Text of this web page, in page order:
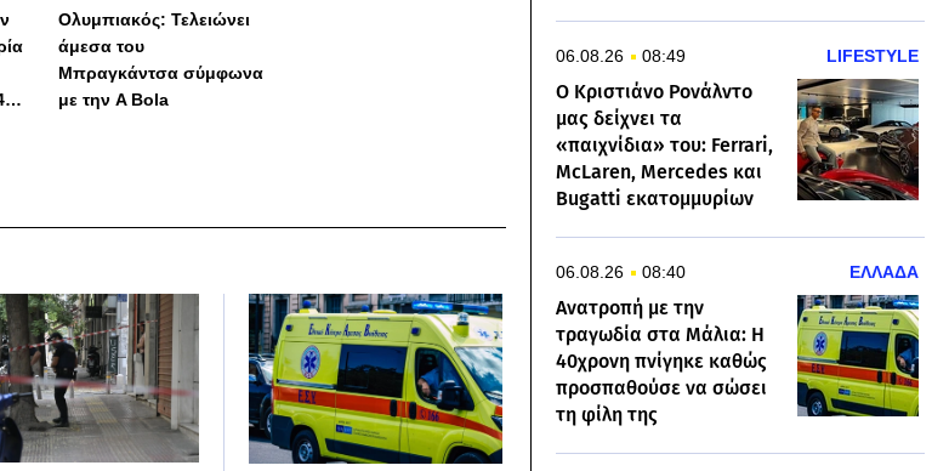
Ολυμπιακός: Τελειώνει
άμεσα του
Μπραγκάντσα σύμφωνα
με την A Bola
06.08.26 08:49 LIFESTYLE
Ο Κριστιάνο Ρονάλντο
μας δείχνει τα
«παιχνίδια» του: Ferrari,
McLaren, Mercedes και
Bugatti εκατομμυρίων
06.08.26 08:40 ΕΛΛΑΔΑ
Ανατροπή με την
τραγωδία στα Μάλια: Η
40χρονη πνίγηκε καθώς
προσπαθούσε να σώσει
τη φίλη της